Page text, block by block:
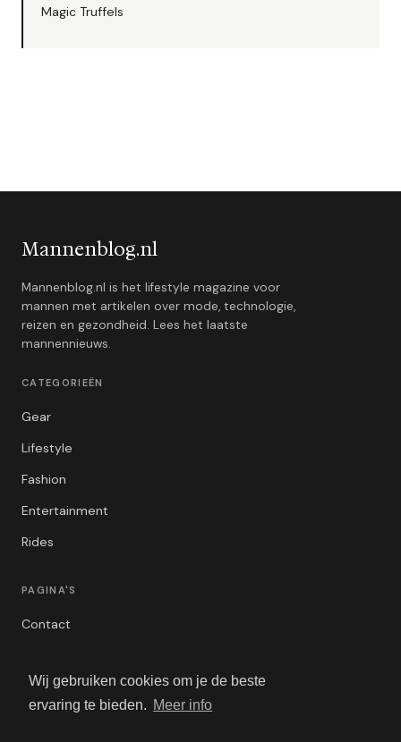
Wij gebruiken cookies om je de beste
ervaring te bieden. Meer info
Magic Truffels
Mannenblog.nl
Mannenblog.nl is het lifestyle magazine voor
mannen met artikelen over mode, technologie,
reizen en gezondheid. Lees het laatste
mannennieuws.
CATEGORIEËN
Gear
Lifestyle
Fashion
Entertainment
Rides
PAGINA'S
Contact
Algemene Voorwaarden
Adverteren